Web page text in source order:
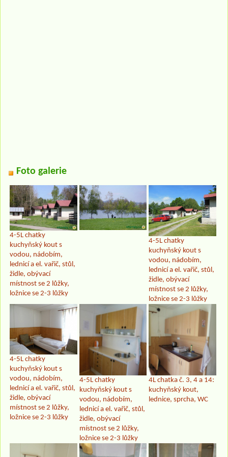
Foto galerie
4-5L chatky
kuchyňský kout s
vodou, nádobím,
lednicí a el. vařič, stůl,
židle, obývací
místnost se 2 lůžky,
ložnice se 2-3 lůžky
4-5L chatky
kuchyňský kout s
vodou, nádobím,
lednicí a el. vařič, stůl,
židle, obývací
místnost se 2 lůžky,
ložnice se 2-3 lůžky
4-5L chatky
kuchyňský kout s
vodou, nádobím,
lednicí a el. vařič, stůl,
židle, obývací
místnost se 2 lůžky,
ložnice se 2-3 lůžky
4-5L chatky
kuchyňský kout s
vodou, nádobím,
lednicí a el. vařič, stůl,
židle, obývací
místnost se 2 lůžky,
ložnice se 2-3 lůžky
4L chatka č. 3, 4 a 14:
kuchyňský kout,
lednice, sprcha, WC